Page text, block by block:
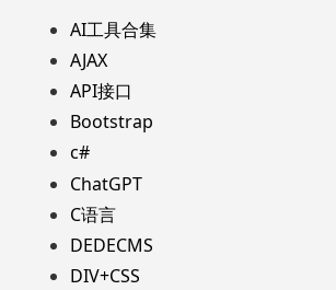
AI工具合集
AJAX
API接口
Bootstrap
c#
ChatGPT
C语言
DEDECMS
DIV+CSS